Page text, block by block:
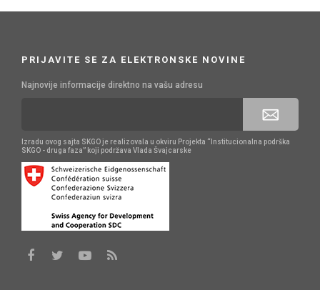
PRIJAVITE SE ZA ELEKTRONSKE NOVINE
Najnovije informacije direktno na vašu adresu
Izradu ovog sajta SKGO je realizovala u okviru Projekta “Institucionalna podrška
SKGO - druga faza” koji podržava Vlada Švajcarske